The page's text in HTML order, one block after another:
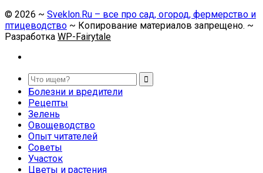
© 2026 ~ Sveklon.Ru – все про сад, огород, фермерство и
птицеводство ~ Копирование материалов запрещено. ~
Разработка WP-Fairytale
Болезни и вредители
Рецепты
Зелень
Овощеводство
Опыт читателей
Советы
Участок
Цветы и растения